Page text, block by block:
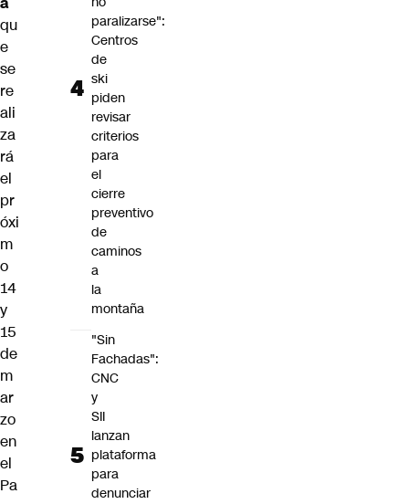
qu
e
se
re
ali
za
rá
el
pr
óxi
m
o
14
y
15
de
m
ar
zo
en
el
Pa
paralizarse":
Centros
de
ski
piden
revisar
criterios
para
el
cierre
preventivo
de
caminos
a
la
montaña
"Sin
Fachadas":
CNC
y
SII
lanzan
plataforma
para
denunciar